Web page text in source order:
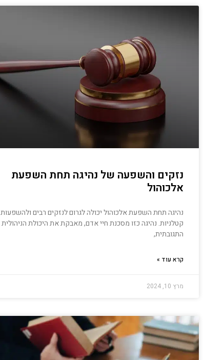
נזקים והשפעה של נהיגה תחת השפעת
אלכוהול
נהיגה תחת השפעת אלכוהול יכולה לגרום לנזקים רבים ולהשפעות
קטלניות. נהיגה כזו מסכנת חיי אדם, מאבקת את היכולת הניהולית
התגובתית,
קרא עוד »
מרץ 10, 2024